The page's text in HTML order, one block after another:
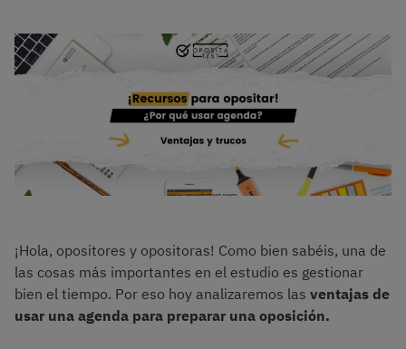
¡Hola, opositores y opositoras! Como bien sabéis, una de
las cosas más importantes en el estudio es gestionar
bien el tiempo. Por eso hoy analizaremos las ventajas de
usar una agenda para preparar una oposición.